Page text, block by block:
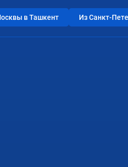
в Ташкент Из Санкт-